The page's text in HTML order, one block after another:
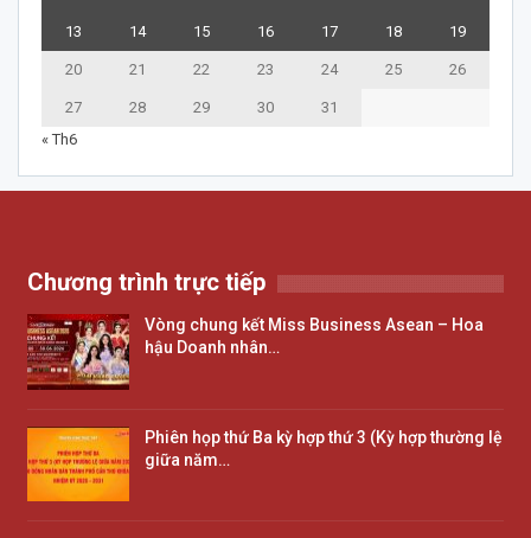
13 14 15 16 17 18 19
20 21 22 23 24 25 26
27 28 29 30
31
« Th6
Chương trình trực tiếp
Vòng chung kết Miss Business Asean – Hoa
hậu Doanh nhân…
Phiên họp thứ Ba kỳ hợp thứ 3 (Kỳ hợp thường lệ
giữa năm…